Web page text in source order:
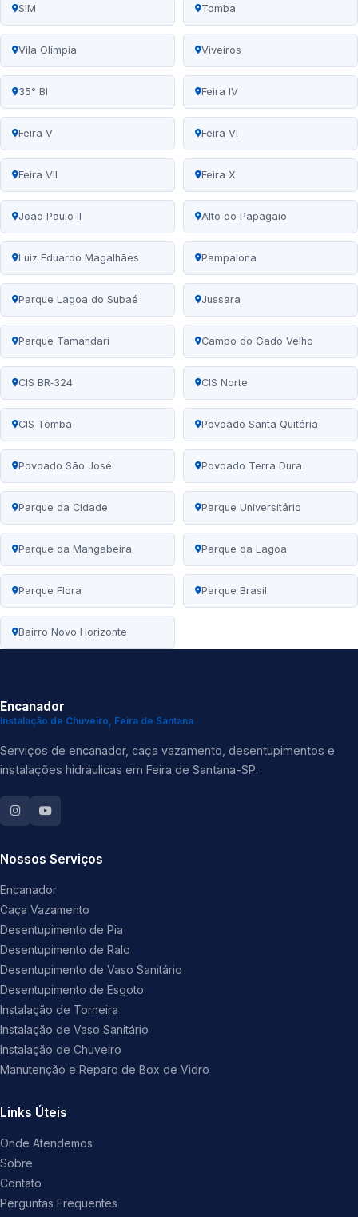
SIM Tomba
Vila Olímpia Viveiros
35° BI Feira IV
Feira V Feira VI
Feira VII Feira X
João Paulo II Alto do Papagaio
Luiz Eduardo Magalhães Pampalona
Parque Lagoa do Subaé Jussara
Parque Tamandari Campo do Gado Velho
CIS BR‑324 CIS Norte
CIS Tomba Povoado Santa Quitéria
Povoado São José Povoado Terra Dura
Parque da Cidade Parque Universitário
Parque da Mangabeira Parque da Lagoa
Parque Flora Parque Brasil
Bairro Novo Horizonte
Encanador
Instalação de Chuveiro, Feira de Santana
Serviços de encanador, caça vazamento, desentupimentos e
instalações hidráulicas em Feira de Santana-SP.
Nossos Serviços
Encanador
Caça Vazamento
Desentupimento de Pia
Desentupimento de Ralo
Desentupimento de Vaso Sanitário
Desentupimento de Esgoto
Instalação de Torneira
Instalação de Vaso Sanitário
Instalação de Chuveiro
Manutenção e Reparo de Box de Vidro
Links Úteis
Onde Atendemos
Sobre
Contato
Perguntas Frequentes